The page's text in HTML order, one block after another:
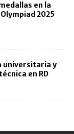
en la
2025
universitaria y
en RD